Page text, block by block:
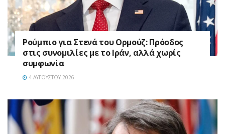
Ρούμπιο για Στενά του Ορμούζ: Πρόοδος
στις συνομιλίες με το Ιράν, αλλά χωρίς
συμφωνία
4 ΑΥΓΟΎΣΤΟΥ 2026